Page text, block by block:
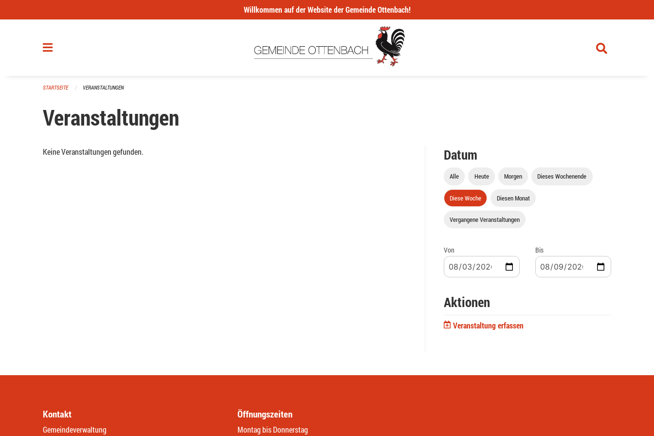
Willkommen auf der Website der Gemeinde Ottenbach!
STARTSEITE VERANSTALTUNGEN
Veranstaltungen
Keine Veranstaltungen gefunden. Datum
Alle Heute Morgen Dieses Wochenende
Diese Woche Diesen Monat
Vergangene Veranstaltungen
Von Bis
Aktionen
Veranstaltung erfassen
Kontakt
Gemeindeverwaltung
Öffnungszeiten
Montag bis Donnerstag